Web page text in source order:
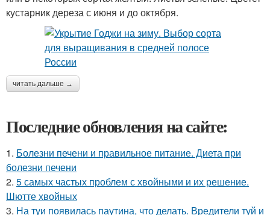
кустарник дереза с июня и до октября.
читать дальше →
Последние обновления на сайте:
1. Болезни печени и правильное питание. Диета при
болезни печени
2. 5 самых частых проблем с хвойными и их решение.
Шютте хвойных
3. На туи появилась паутина, что делать. Вредители туй и